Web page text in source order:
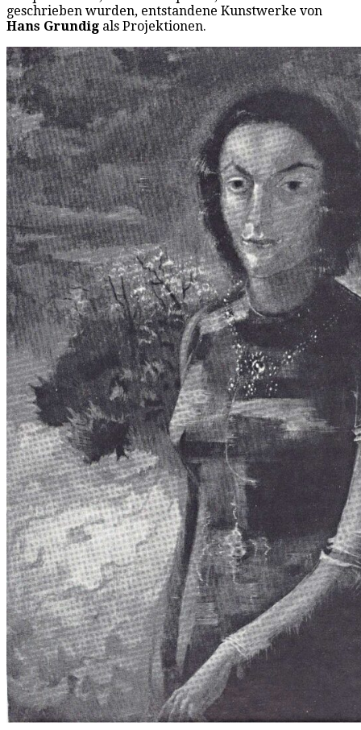
geschrieben wurden, entstandene Kunstwerke von
Hans Grundig als Projektionen.